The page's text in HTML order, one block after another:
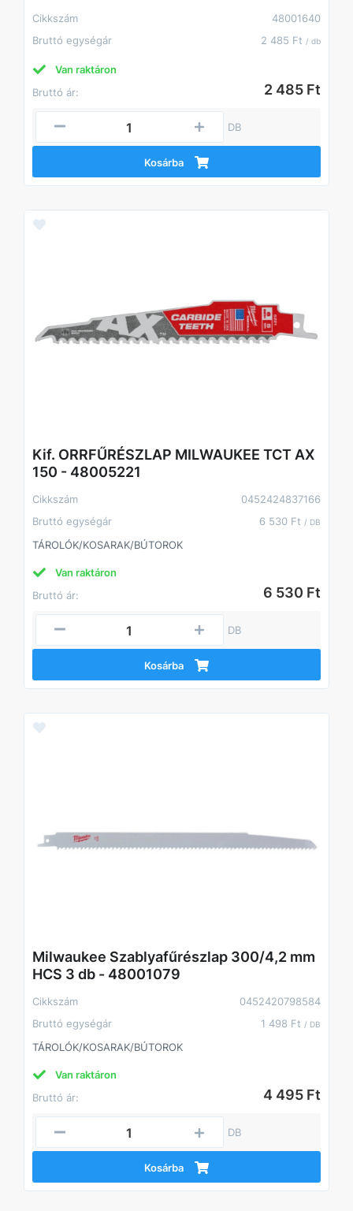
Cikkszám
48001640
Bruttó egységár
2 485 Ft / db
Van raktáron
Bruttó ár:
2 485 Ft
DB
Kosárba
Kif. ORRFŰRÉSZLAP MILWAUKEE TCT AX
150 - 48005221
Cikkszám
0452424837166
Bruttó egységár
6 530 Ft / DB
TÁROLÓK/KOSARAK/BÚTOROK
Van raktáron
Bruttó ár:
6 530 Ft
DB
Kosárba
Milwaukee Szablyafűrészlap 300/4,2 mm
HCS 3 db - 48001079
Cikkszám
0452420798584
Bruttó egységár
1 498 Ft / DB
TÁROLÓK/KOSARAK/BÚTOROK
Van raktáron
Bruttó ár:
4 495 Ft
DB
Kosárba